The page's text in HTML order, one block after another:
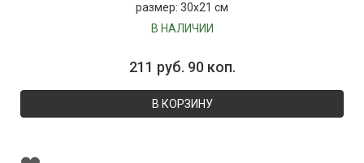
размер: 30х21 см
В НАЛИЧИИ
211 руб. 90 коп.
В КОРЗИНУ